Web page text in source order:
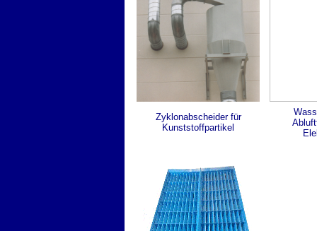
Zyklonabscheider für
Kunststoffpartikel